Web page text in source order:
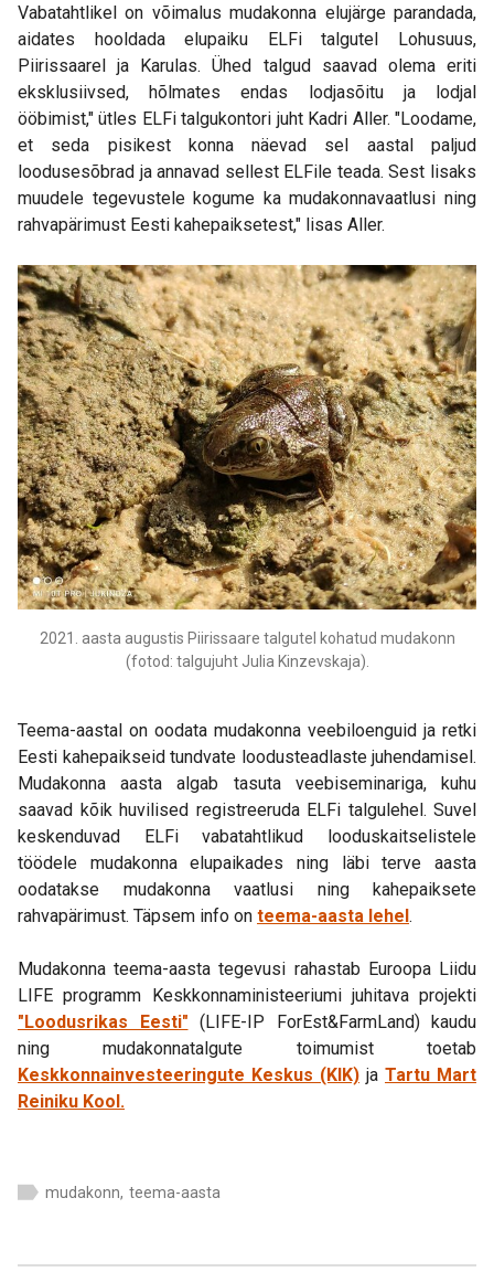
Vabatahtlikel on võimalus mudakonna elujärge parandada,
aidates hooldada elupaiku ELFi talgutel Lohusuus,
Piirissaarel ja Karulas. Ühed talgud saavad olema eriti
eksklusiivsed, hõlmates endas lodjasõitu ja lodjal
ööbimist," ütles ELFi talgukontori juht Kadri Aller. "Loodame,
et seda pisikest konna näevad sel aastal paljud
loodusesõbrad ja annavad sellest ELFile teada. Sest lisaks
muudele tegevustele kogume ka mudakonnavaatlusi ning
rahvapärimust Eesti kahepaiksetest," lisas Aller.
2021. aasta augustis Piirissaare talgutel kohatud mudakonn
(fotod: talgujuht Julia Kinzevskaja).
Teema-aastal on oodata mudakonna veebiloenguid ja retki
Eesti kahepaikseid tundvate loodusteadlaste juhendamisel.
Mudakonna aasta algab tasuta veebiseminariga, kuhu
saavad kõik huvilised registreeruda ELFi talgulehel. Suvel
keskenduvad ELFi vabatahtlikud looduskaitselistele
töödele mudakonna elupaikades ning läbi terve aasta
oodatakse mudakonna vaatlusi ning kahepaiksete
rahvapärimust. Täpsem info on teema-aasta lehel.
Mudakonna teema-aasta tegevusi rahastab Euroopa Liidu
LIFE programm Keskkonnaministeeriumi juhitava projekti
"Loodusrikas Eesti" (LIFE-IP ForEst&FarmLand) kaudu
ning mudakonnatalgute toimumist toetab
Keskkonnainvesteeringute Keskus (KIK) ja Tartu Mart
Reiniku Kool.
mudakonn, teema-aasta